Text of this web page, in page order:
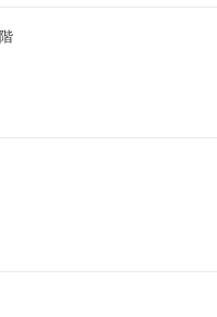
）を提供するシステムです。
すことができます。
習得できます。（Linux、
示だけでなく、何か心配なこ